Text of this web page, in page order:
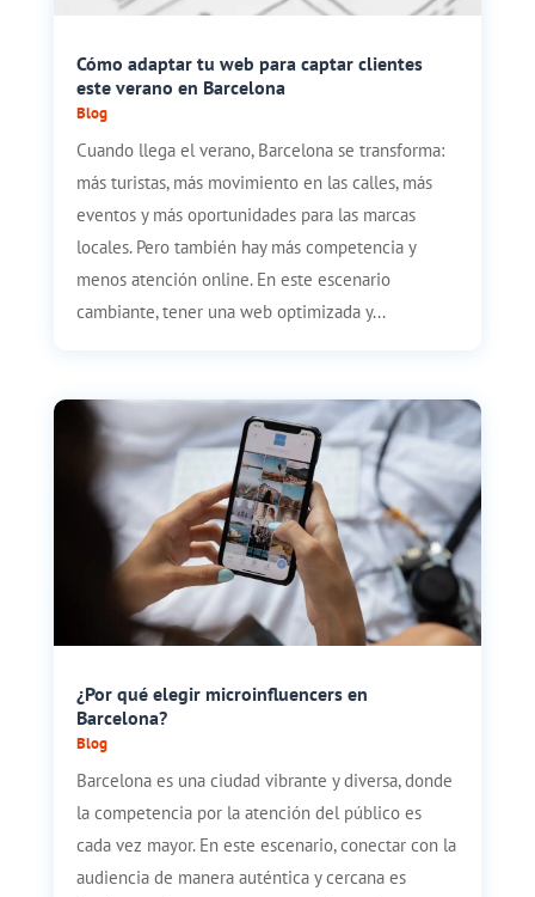
Cómo adaptar tu web para captar clientes
este verano en Barcelona
Blog
Cuando llega el verano, Barcelona se transforma:
más turistas, más movimiento en las calles, más
eventos y más oportunidades para las marcas
locales. Pero también hay más competencia y
menos atención online. En este escenario
cambiante, tener una web optimizada y...
¿Por qué elegir microinfluencers en
Barcelona?
Blog
Barcelona es una ciudad vibrante y diversa, donde
la competencia por la atención del público es
cada vez mayor. En este escenario, conectar con la
audiencia de manera auténtica y cercana es